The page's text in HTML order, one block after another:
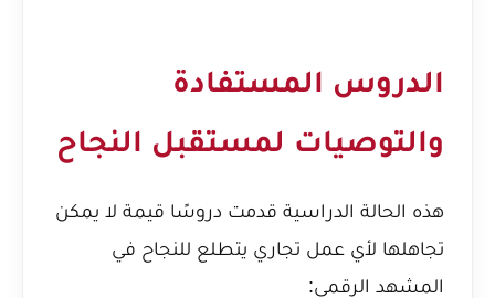
الدروس المستفادة
والتوصيات لمستقبل النجاح
هذه الحالة الدراسية قدمت دروسًا قيمة لا يمكن
تجاهلها لأي عمل تجاري يتطلع للنجاح في
المشهد الرقمي: